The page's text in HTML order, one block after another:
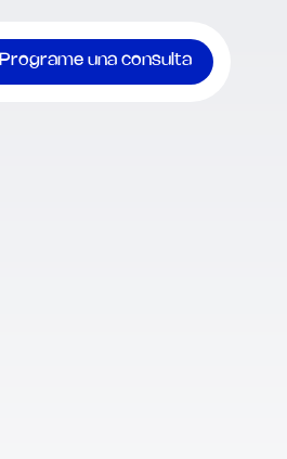
Programe una consulta